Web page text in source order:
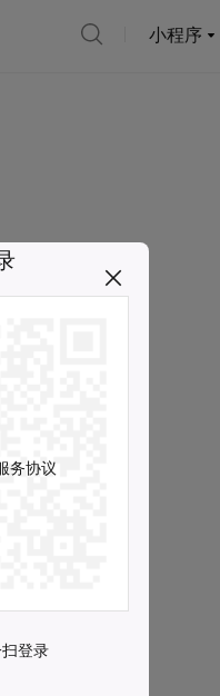
小程序
务协议
登录